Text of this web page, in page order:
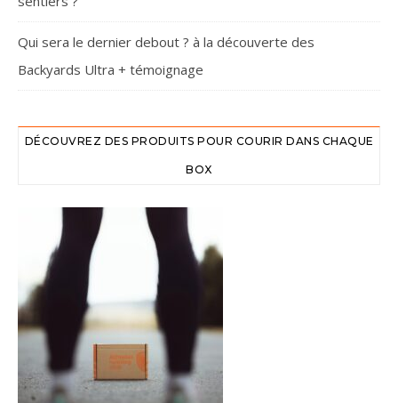
Qui sera le dernier debout ? à la découverte des
Backyards Ultra + témoignage
DÉCOUVREZ DES PRODUITS POUR COURIR DANS CHAQUE
BOX